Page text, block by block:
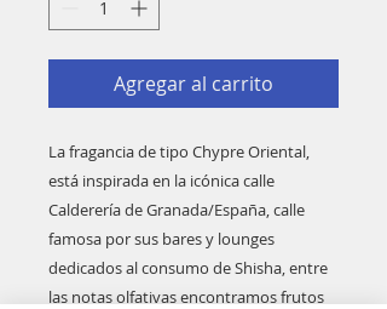
Agregar al carrito
La fragancia de tipo Chypre Oriental,
está inspirada en la icónica calle
Calderería de Granada/España, calle
famosa por sus bares y lounges
dedicados al consumo de Shisha, entre
las notas olfativas encontramos frutos